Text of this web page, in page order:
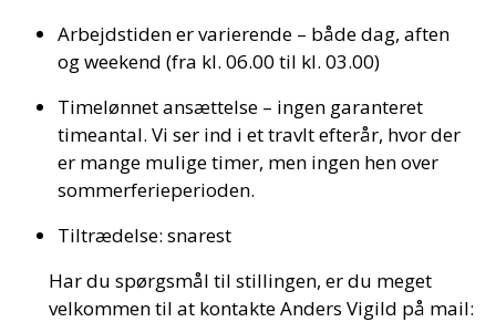
Arbejdstiden er varierende – både dag, aften
og weekend (fra kl. 06.00 til kl. 03.00)
Timelønnet ansættelse – ingen garanteret
timeantal. Vi ser ind i et travlt efterår, hvor der
er mange mulige timer, men ingen hen over
sommerferieperioden.
Tiltrædelse: snarest
Har du spørgsmål til stillingen, er du meget
velkommen til at kontakte Anders Vigild på mail: